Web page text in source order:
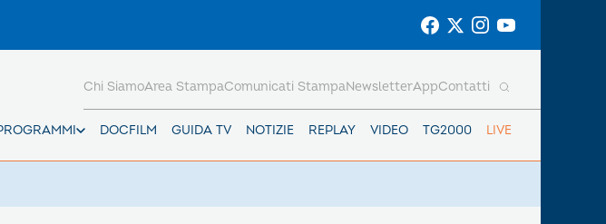
DOCFILM GUIDA TV NOTIZIE REPLAY VIDEO TG2000 LIVE
Chi SiamoArea StampaComunicati StampaNewsletterAppContatti